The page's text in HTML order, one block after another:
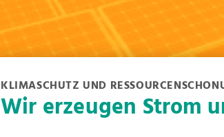
KLIMASCHUTZ UND
Wir erzeugen Strom